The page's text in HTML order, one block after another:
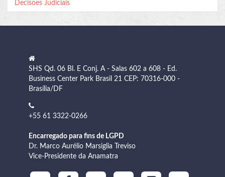
Decisões Judiciais
SHS Qd. 06 Bl. E Conj. A - Salas 602 a 608 - Ed.
Business Center Park Brasil 21 CEP: 70316-000 -
Brasília/DF
+55 61 3322-0266
Encarregado para fins de LGPD
Dr. Marco Aurélio Marsiglia Treviso
Vice-Presidente da Anamatra